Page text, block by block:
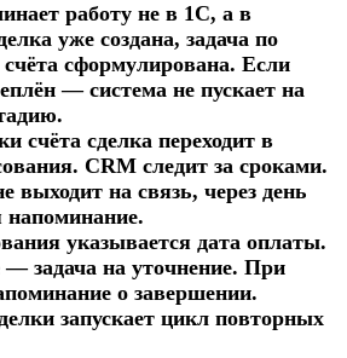
работу не в 1С, а в
уже создана, задача по
сформулирована. Если
— система не пускает на
счёта сделка переходит в
CRM следит за сроками.
выходит на связь, через день
напоминание.
указывается дата оплаты.
задача на уточнение. При
о завершении.
запускает цикл повторных